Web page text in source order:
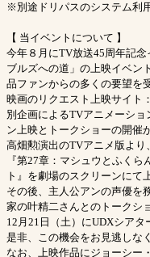
※別途ドリパスのシステム利
【 当イベントについて 】
今年８月にTV放送45周年記
ブルズへの道」の上映イベン
品ファンからの多くの要望を
映画のリクエスト上映サイト
別企画によるTVアニメーシ
ン上映とトークショーの開催
高畑勲演出のTVアニメ版よ
『第27章：マシュウとふく
ト』を劇場のスクリーンにて
その後、主人公アンの声優を
家の叶精二さんとのトークシ
12月21日（土）にUDXシアタ
是非、この機会をお見逃しな
なお、上映作品にジョーシー